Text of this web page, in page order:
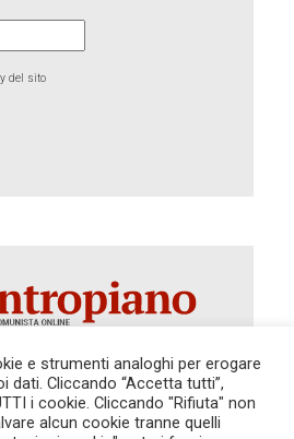
del sito
di Roma 286 del 31
Responsabile: Sergio
27- sc. B - 00159
e strumenti analoghi per erogare
dati. Cliccando “Accetta tutti”,
i cookie. Cliccando "Rifiuta" non
alcun cookie tranne quelli